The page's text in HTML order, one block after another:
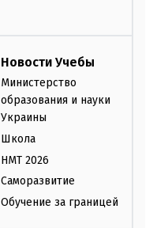
Новости Учебы
Министерство
образования и науки
Украины
Школа
НМТ 2026
Саморазвитие
Обучение за границей